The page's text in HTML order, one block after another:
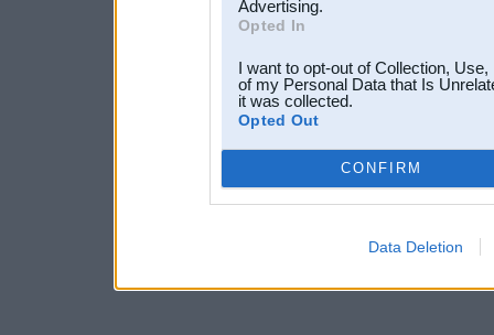
Advertising.
Opted In
I want to opt-out of Collection,
of my Personal Data that Is
it was collected.
Opted Out
CONFIRM
Data Deletion